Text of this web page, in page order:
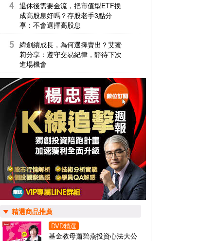
退休後需要金流，把市值型ETF換
成高股息好嗎？存股老手3點分
享：不會選擇高股息
緯創續成長，為何選擇賣出？艾蜜
莉分享：遵守交易紀律，靜待下次
進場機會
精選商品推薦
DVD精選
基金教母蕭碧燕投資心法大公